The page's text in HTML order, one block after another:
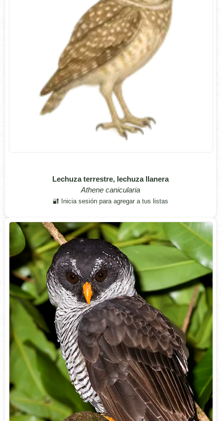
Lechuza terrestre, lechuza llanera
Athene canicularia
🔐 Inicia sesión para agregar a tus listas